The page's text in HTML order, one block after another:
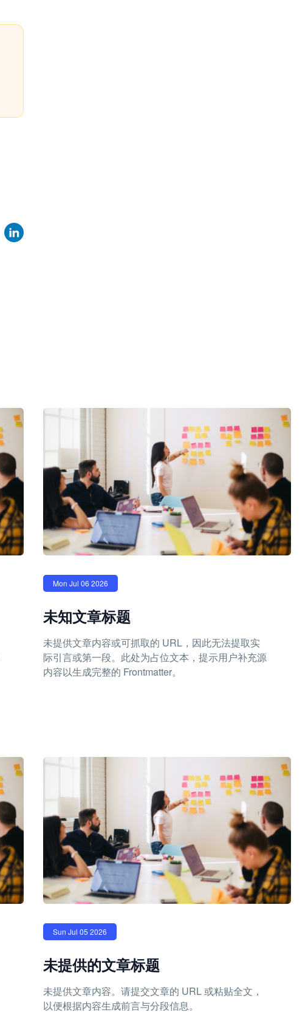
Mon Jul 06 2026
未知文章标题
未提供文章内容或可抓取的 URL，因此无法提取实
际引言或第一段。此处为占位文本，提示用户补充源
内容以生成完整的 Frontmatter。
Sun Jul 05 2026
未提供的文章标题
未提供文章内容。请提交文章的 URL 或粘贴全文，
以便根据内容生成前言与分段信息。